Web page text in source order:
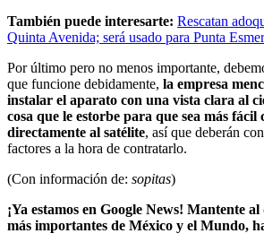
También puede interesarte: Rescatan
Quinta Avenida; será usado para Punta
Por último pero no menos importante,
que funcione debidamente, la empresa
instalar el aparato con una vista clara al
cosa que le estorbe para que sea más fácil
directamente al satélite, así que deberán
factores a la hora de contratarlo.
(Con información de: sopitas)
¡Ya estamos en Google News! Mantente
más importantes de México y el Mundo,